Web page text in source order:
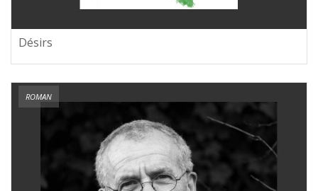
Désirs
ROMAN